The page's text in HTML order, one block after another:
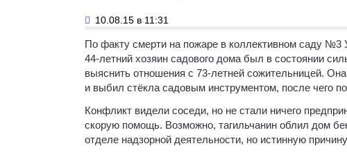
10.08.15 в 11:31
По факту смерти на пожаре в коллективном саду №3
44-летний хозяин садового дома был в состоянии
выяснить отношения с 73-летней сожительницей.
и выбил стёкла садовым инструментом, после чего
Конфликт видели соседи, но не стали ничего
скорую помощь. Возможно, тагильчанин облил дом
отделе надзорной деятельности, но истинную